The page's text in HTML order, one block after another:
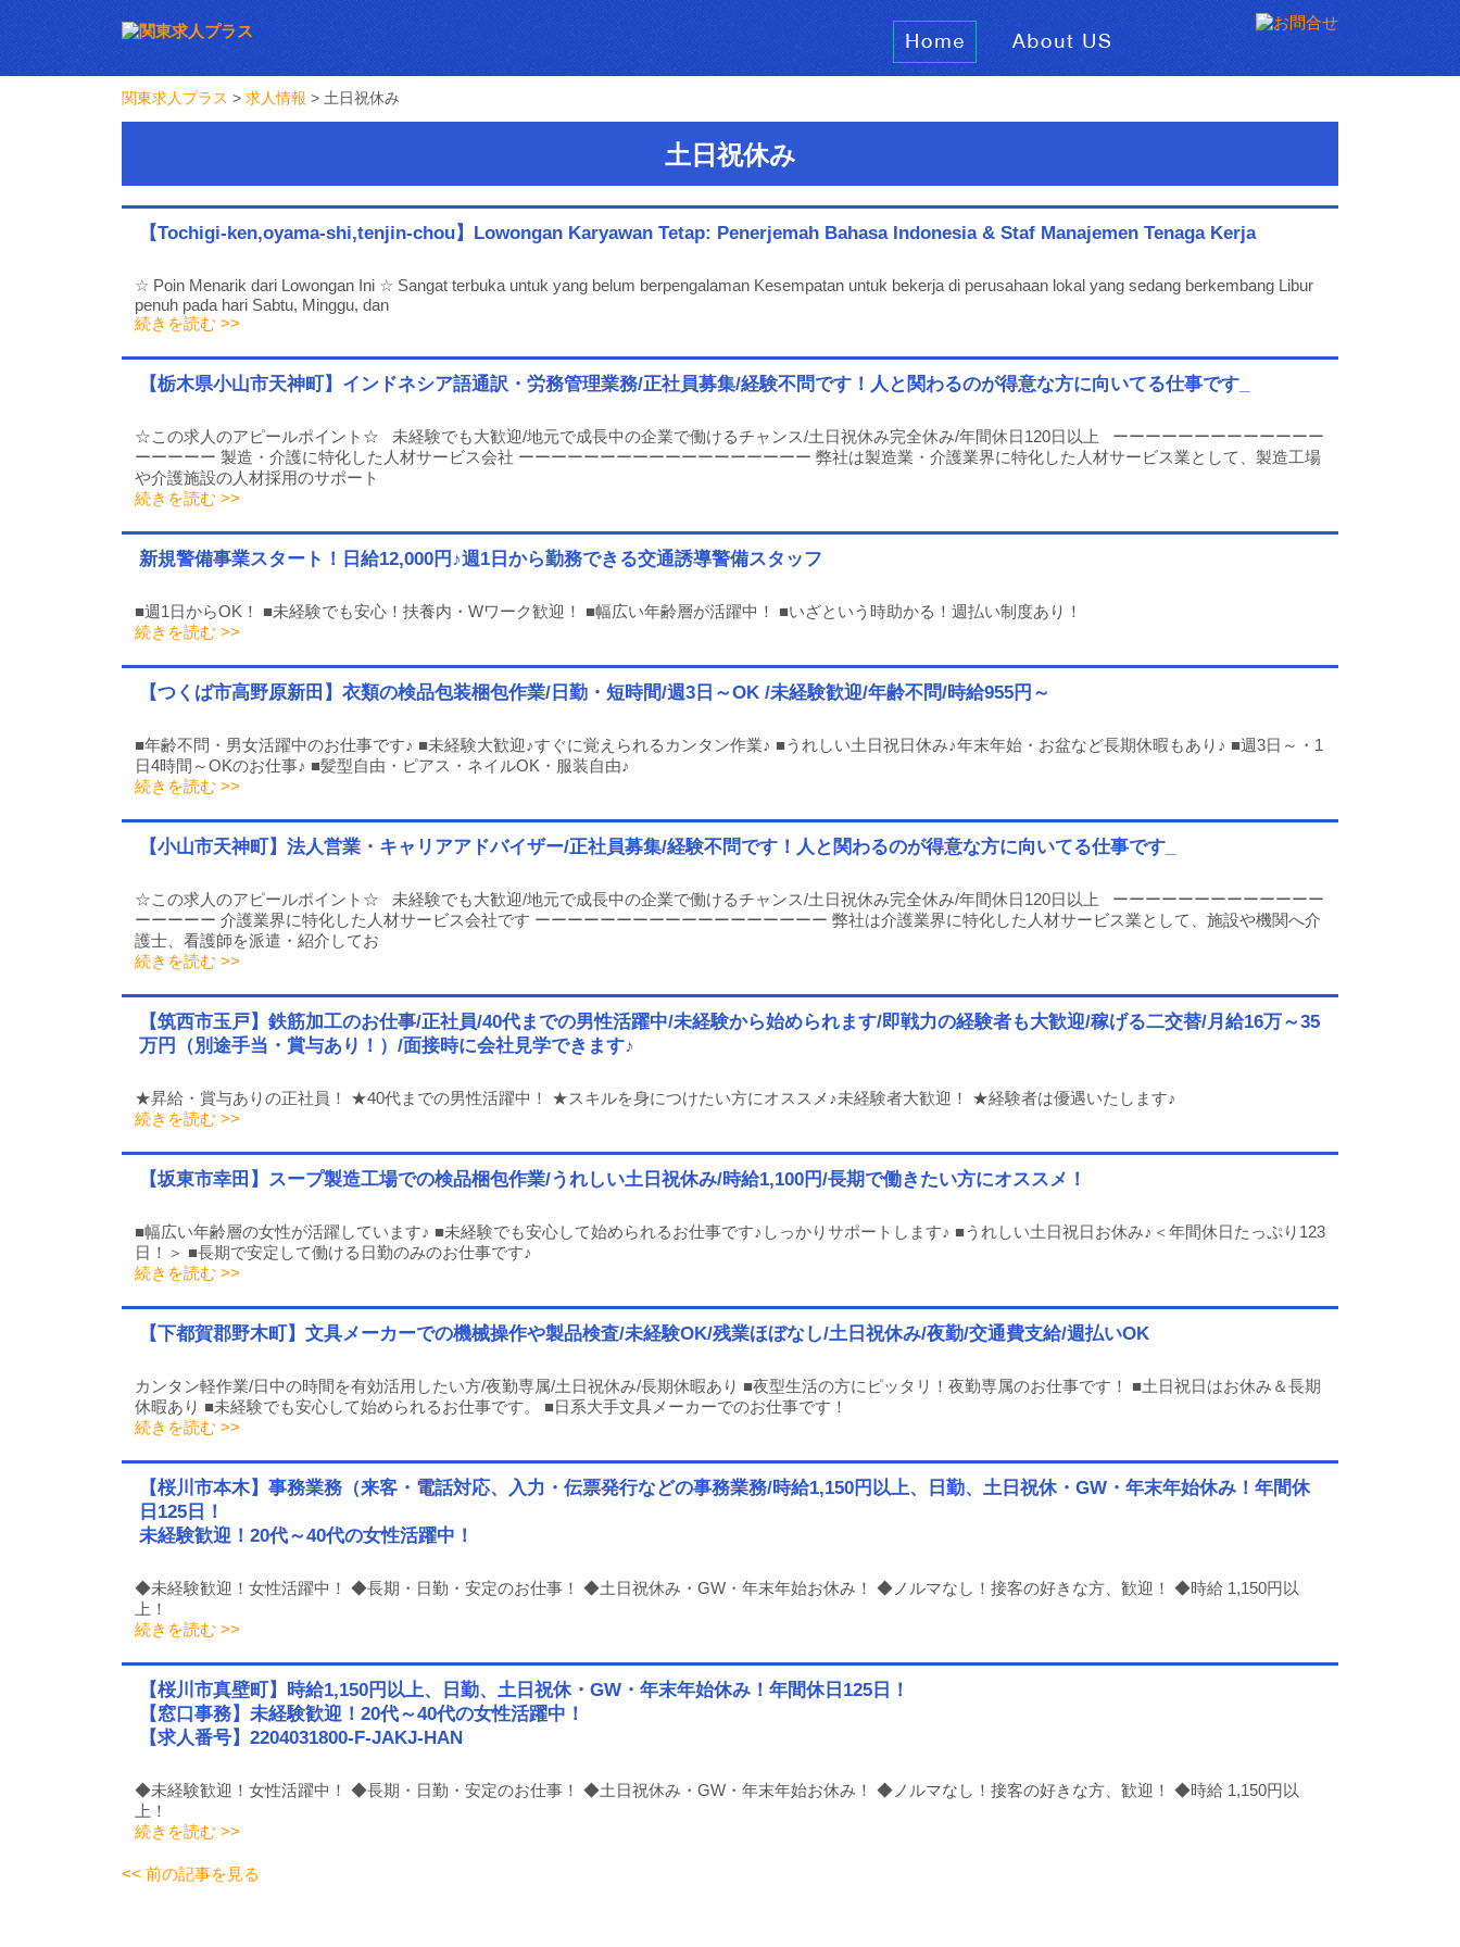
関東求人プラス > 求人情報 > 土日祝休み
土日祝休み
【Tochigi-ken,oyama-shi,tenjin-chou】Lowongan Karyawan Tetap: Penerjemah Bahasa Indonesia & Staf Manajemen Tenaga Kerja
☆ Poin Menarik dari Lowongan Ini ☆ Sangat terbuka untuk yang belum berpengalaman Kesempatan untuk bekerja di perusahaan lokal yang sedang berkembang Libur
penuh pada hari Sabtu, Minggu, dan
続きを読む >>
【栃木県小山市天神町】インドネシア語通訳・労務管理業務/正社員募集/経験不問です！人と関わるのが得意な方に向いてる仕事です_
☆この求人のアピールポイント☆ 未経験でも大歓迎/地元で成長中の企業で働けるチャンス/土日祝休み完全休み/年間休日120日以上 ーーーーーーーーーーーーー
ーーーーー 製造・介護に特化した人材サービス会社 ーーーーーーーーーーーーーーーーーー 弊社は製造業・介護業界に特化した人材サービス業として、製造工場
や介護施設の人材採用のサポート
続きを読む >>
新規警備事業スタート！日給12,000円♪週1日から勤務できる交通誘導警備スタッフ
■週1日からOK！ ■未経験でも安心！扶養内・Wワーク歓迎！ ■幅広い年齢層が活躍中！ ■いざという時助かる！週払い制度あり！
続きを読む >>
【つくば市高野原新田】衣類の検品包装梱包作業/日勤・短時間/週3日～OK /未経験歓迎/年齢不問/時給955円～
■年齢不問・男女活躍中のお仕事です♪ ■未経験大歓迎♪すぐに覚えられるカンタン作業♪ ■うれしい土日祝日休み♪年末年始・お盆など長期休暇もあり♪ ■週3日～・1
日4時間～OKのお仕事♪ ■髪型自由・ピアス・ネイルOK・服装自由♪
続きを読む >>
【小山市天神町】法人営業・キャリアアドバイザー/正社員募集/経験不問です！人と関わるのが得意な方に向いてる仕事です_
☆この求人のアピールポイント☆ 未経験でも大歓迎/地元で成長中の企業で働けるチャンス/土日祝休み完全休み/年間休日120日以上 ーーーーーーーーーーーーー
ーーーーー 介護業界に特化した人材サービス会社です ーーーーーーーーーーーーーーーーーー 弊社は介護業界に特化した人材サービス業として、施設や機関へ介
護士、看護師を派遣・紹介してお
続きを読む >>
【筑西市玉戸】鉄筋加工のお仕事/正社員/40代までの男性活躍中/未経験から始められます/即戦力の経験者も大歓迎/稼げる二交替/月給16万～35
万円（別途手当・賞与あり！）/面接時に会社見学できます♪
★昇給・賞与ありの正社員！ ★40代までの男性活躍中！ ★スキルを身につけたい方にオススメ♪未経験者大歓迎！ ★経験者は優遇いたします♪
続きを読む >>
【坂東市幸田】スープ製造工場での検品梱包作業/うれしい土日祝休み/時給1,100円/長期で働きたい方にオススメ！
■幅広い年齢層の女性が活躍しています♪ ■未経験でも安心して始められるお仕事です♪しっかりサポートします♪ ■うれしい土日祝日お休み♪＜年間休日たっぷり123
日！＞ ■長期で安定して働ける日勤のみのお仕事です♪
続きを読む >>
【下都賀郡野木町】文具メーカーでの機械操作や製品検査/未経験OK/残業ほぼなし/土日祝休み/夜勤/交通費支給/週払いOK
カンタン軽作業/日中の時間を有効活用したい方/夜勤専属/土日祝休み/長期休暇あり ■夜型生活の方にピッタリ！夜勤専属のお仕事です！ ■土日祝日はお休み＆長期
休暇あり ■未経験でも安心して始められるお仕事です。 ■日系大手文具メーカーでのお仕事です！
続きを読む >>
【桜川市本木】事務業務（来客・電話対応、入力・伝票発行などの事務業務/時給1,150円以上、日勤、土日祝休・GW・年末年始休み！年間休
日125日！
未経験歓迎！20代～40代の女性活躍中！
◆未経験歓迎！女性活躍中！ ◆長期・日勤・安定のお仕事！ ◆土日祝休み・GW・年末年始お休み！ ◆ノルマなし！接客の好きな方、歓迎！ ◆時給 1,150円以
上！
続きを読む >>
【桜川市真壁町】時給1,150円以上、日勤、土日祝休・GW・年末年始休み！年間休日125日！
【窓口事務】未経験歓迎！20代～40代の女性活躍中！
【求人番号】2204031800-F-JAKJ-HAN
◆未経験歓迎！女性活躍中！ ◆長期・日勤・安定のお仕事！ ◆土日祝休み・GW・年末年始お休み！ ◆ノルマなし！接客の好きな方、歓迎！ ◆時給 1,150円以
上！
続きを読む >>
<< 前の記事を見る